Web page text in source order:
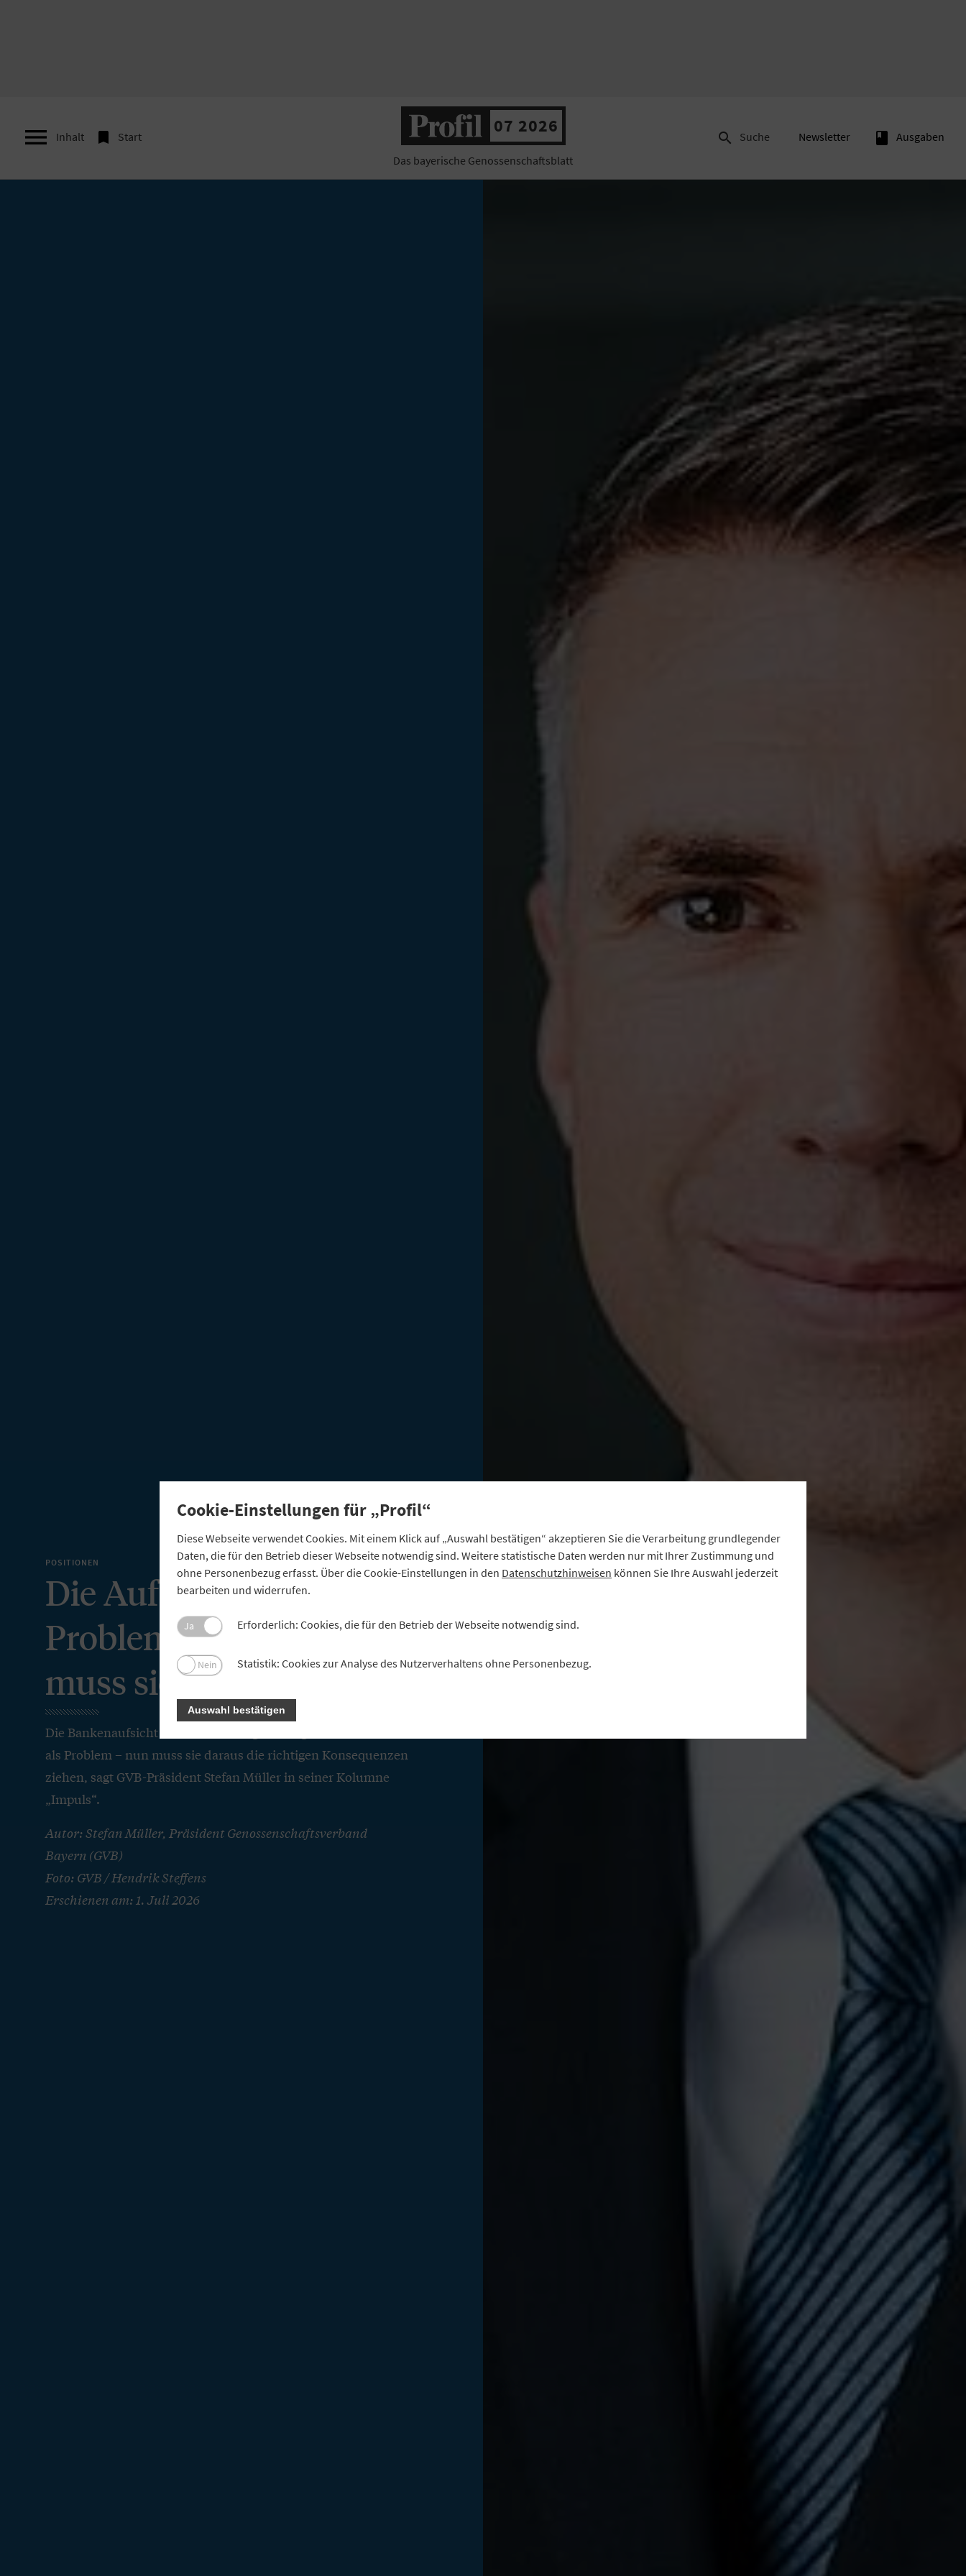
 Inhalt  Start
07 2026
Das bayerische Genossenschaftsblatt
 Suche Newsletter book Ausgaben
POSITIONEN
Die Aufsicht hat das
Problem erkannt – jetzt
muss sie es lösen
Die Bankenaufsicht sieht die Überregulierung kleiner Institute
als Problem – nun muss sie daraus die richtigen Konsequenzen
ziehen, sagt GVB-Präsident Stefan Müller in seiner Kolumne
„Impuls“.
Autor: Stefan Müller, Präsident Genossenschaftsverband
Bayern (GVB)
Foto: GVB / Hendrik Steffens
Erschienen am: 1. Juli 2026
Cookie-Einstellungen für „Profil“
Diese Webseite verwendet Cookies. Mit einem Klick auf „Auswahl bestätigen“ akzeptieren Sie die Verarbeitung grundlegender
Daten, die für den Betrieb dieser Webseite notwendig sind. Weitere statistische Daten werden nur mit Ihrer Zustimmung und
ohne Personenbezug erfasst. Über die Cookie-Einstellungen in den Datenschutzhinweisen können Sie Ihre Auswahl jederzeit
bearbeiten und widerrufen.
Ja Erforderlich: Cookies, die für den Betrieb der Webseite notwendig sind.
Nein Statistik: Cookies zur Analyse des Nutzerverhaltens ohne Personenbezug.
Auswahl bestätigen